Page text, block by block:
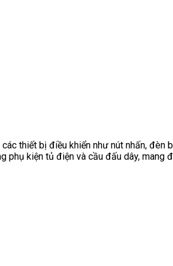
thiết bị điều khiển như nút nhấn, đèn
phụ kiện tủ điện và cầu đấu dây, mang